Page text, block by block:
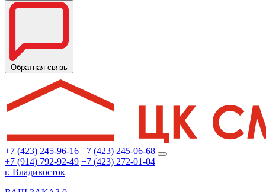
Обратная связь
+7 (423) 245-96-16 +7 (423) 245-06-68
+7 (914) 792-92-49 +7 (423) 272-01-04
г. Владивосток